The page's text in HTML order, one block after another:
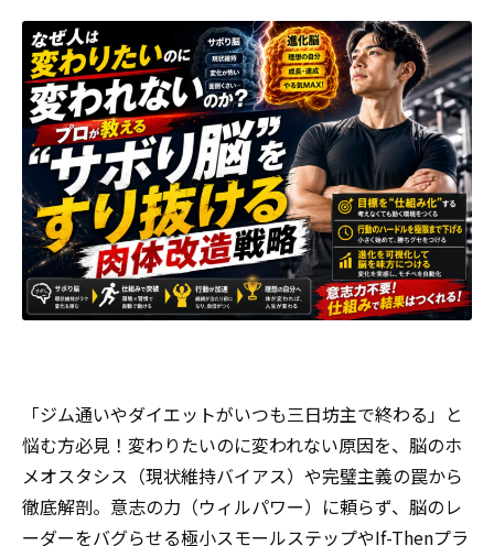
「ジム通いやダイエットがいつも三日坊主で終わる」と
悩む方必見！変わりたいのに変われない原因を、脳のホ
メオスタシス（現状維持バイアス）や完璧主義の罠から
徹底解剖。意志の力（ウィルパワー）に頼らず、脳のレ
ーダーをバグらせる極小スモールステップやIf-Thenプラ